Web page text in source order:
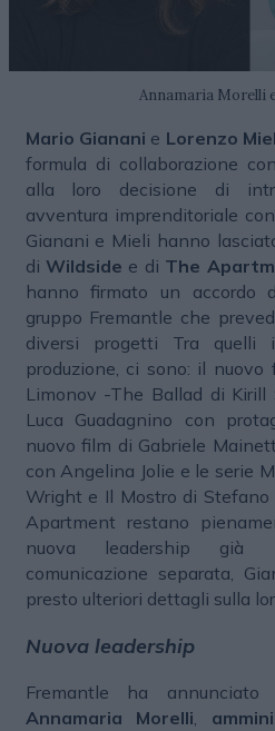
Annamaria Morelli
Mario Gianani e Lorenzo
formula di collaborazione con
alla loro decisione di
avventura imprenditoriale
Gianani e Mieli hanno
di Wildside e di The
hanno firmato un accordo
gruppo Fremantle che
diversi progetti Tra quelli
produzione, ci sono: il
Limonov -The Ballad di Kirill
Luca Guadagnino con
nuovo film di Gabriele
con Angelina Jolie e le serie
Wright e Il Mostro di
Apartment restano
nuova leadership già
comunicazione separata,
presto ulteriori dettagli sulla
Nuova leadership
Fremantle ha
Annamaria Morelli,